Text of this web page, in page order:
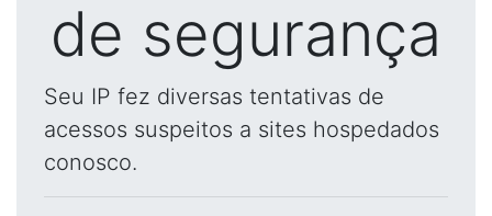
de segurança
Seu IP fez diversas tentativas de
acessos suspeitos a sites hospedados
conosco.